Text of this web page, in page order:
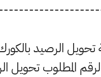
الرصيد
*215* الرقم المطلوب